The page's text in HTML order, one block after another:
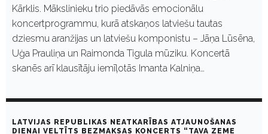
Kārklis. Mākslinieku trio piedāvās emocionālu
koncertprogrammu, kurā atskaņos latviešu tautas
dziesmu aranžijas un latviešu komponistu – Jāņa Lūsēna,
Uģa Prauliņa un Raimonda Tigula mūziku. Koncertā
skanēs arī klausītāju iemīļotās Imanta Kalniņa…
LATVIJAS REPUBLIKAS NEATKARĪBAS ATJAUNOŠANAS
DIENAI VELTĪTS BEZMAKSAS KONCERTS “TAVA ZEME